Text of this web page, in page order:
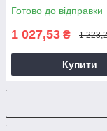
Готово до відправки
1 027,53 ₴ 1
Купити